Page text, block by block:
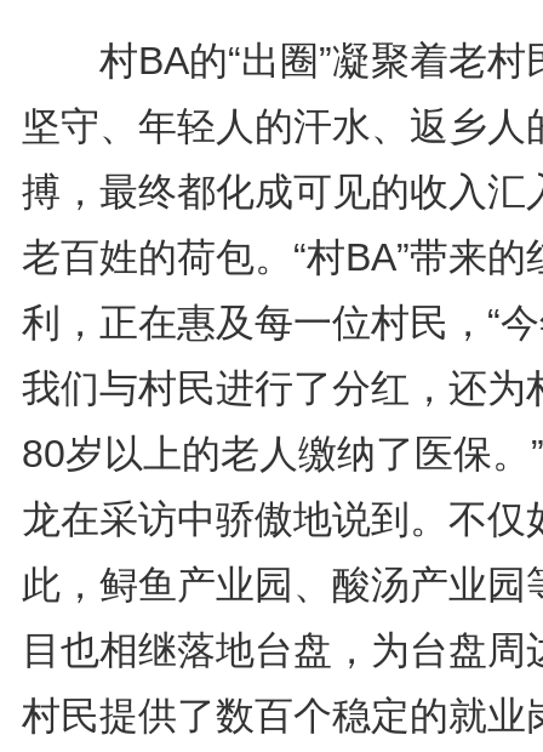
村BA的“出圈”凝聚着老村
坚守、年轻人的汗水、返乡人
搏，最终都化成可见的收入汇
老百姓的荷包。“村BA”带来的
利，正在惠及每一位村民，“
我们与村民进行了分红，还为
80岁以上的老人缴纳了医保。
龙在采访中骄傲地说到。不仅
此，鲟鱼产业园、酸汤产业园
目也相继落地台盘，为台盘周
村民提供了数百个稳定的就业